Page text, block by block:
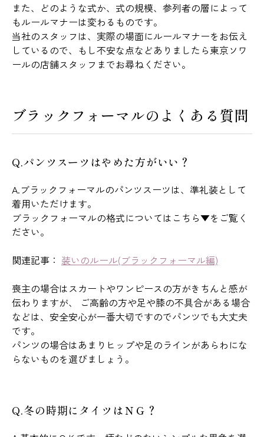
また、どのような式か、式の規模、参列者の層によって
もルールマナーは変わるものです。
当社のスタッフは、実際の場面にルールマナーをお伝え
しているので、もし不安な点などありましたら東京ソワ
ールの店舗スタッフまでお尋ねください。
ブラックフォーマルのよくある質問
Q.パンツスーツはやめた方がいい？
A.ブラックフォーマルのパンツスーツは、準礼装として
着用いただけます。
ブラックフォーマルの格式についてはこちら▼をご覧く
ださい。
関連記事： 装いのルール(ブラックフォーマル編)
喪主の場合はスカートやワンピースの方がきちんと感が
伝わりますが、 ご高齢の方や足や膝の不具合がある場合
などは、安全安心が一番大切ですのでパンツでも大丈夫
です。
パンツの場合はあまりヒップや足のラインがあらわにな
らないものを選びましょう。
Q.冬の時期にタイツはＮＧ？